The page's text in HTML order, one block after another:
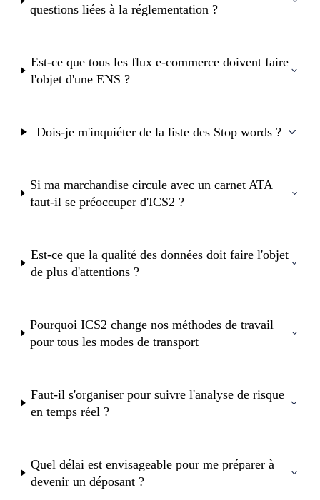
questions liées à la réglementation ?
Est-ce que tous les flux e-commerce doivent faire
l'objet d'une ENS ?
Dois-je m'inquiéter de la liste des Stop words ?
Si ma marchandise circule avec un carnet ATA
faut-il se préoccuper d'ICS2 ?
Est-ce que la qualité des données doit faire l'objet
de plus d'attentions ?
Pourquoi ICS2 change nos méthodes de travail
pour tous les modes de transport
Faut-il s'organiser pour suivre l'analyse de risque
en temps réel ?
Quel délai est envisageable pour me préparer à
devenir un déposant ?